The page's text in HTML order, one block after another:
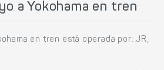
a Yokohama en tren
en tren está operada por: JR,